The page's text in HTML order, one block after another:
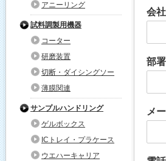
会
部
メ
アニーリング
試料調製用機器
コーター
研磨装置
切断・ダイシングソー
薄膜関連
サンプルハンドリング
ゲルボックス
ICトレイ・プラケース
ウエハーキャリア